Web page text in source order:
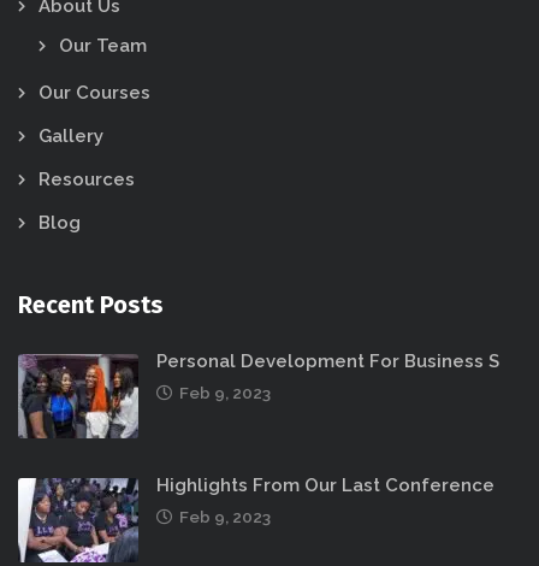
About Us
Our Team
Our Courses
Gallery
Resources
Blog
Recent Posts
Personal Development For Business S
Feb 9, 2023
Highlights From Our Last Conference
Feb 9, 2023